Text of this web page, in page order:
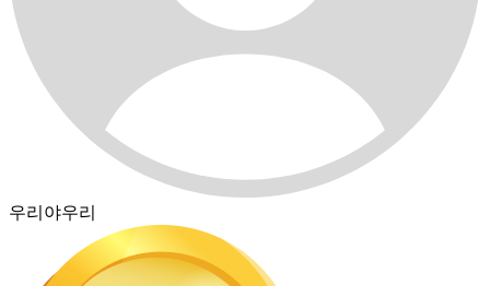
우리야우리